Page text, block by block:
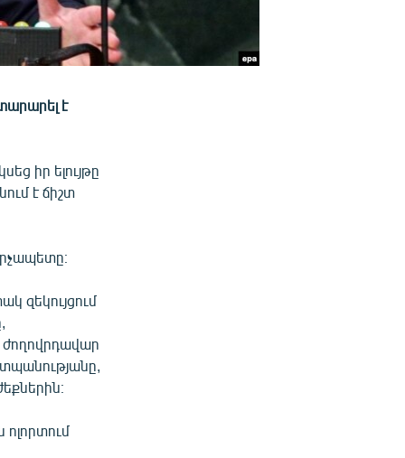
է
իր ելույթը
է ճիշտ
զեկույցում
ոլորտում